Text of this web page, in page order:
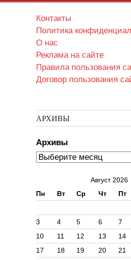
Контакты
Политика
О нас
Реклама на сайте
Правила пользования
Договор пользования
АРХИВЫ
Архивы
Август 2026
Пн
Вт Ср Чт Пт
3
4 5 6 7
10
11 12 13 14
17
18 19 20 21